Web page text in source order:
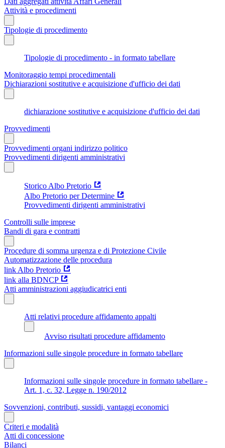
Attività e procedimenti
Tipologie di procedimento
Tipologie di procedimento - in formato tabellare
Monitoraggio tempi procedimentali
Dichiarazioni sostitutive e acquisizione d'ufficio dei dati
dichiarazione sostitutive e acquisizione d'ufficio dei dati
Provvedimenti
Provvedimenti organi indirizzo politico
Provvedimenti dirigenti amministrativi
Storico Albo Pretorio
Albo Pretorio per Determine
Provvedimenti dirigenti amministrativi
Controlli sulle imprese
Bandi di gara e contratti
Procedure di somma urgenza e di Protezione Civile
Automatizzazione delle procedura
link Albo Pretorio
link alla BDNCP
Atti amministrazioni aggiudicatrici enti
Atti relativi procedure affidamento appalti
Avviso risultati procedure affidamento
Informazioni sulle singole procedure in formato tabellare
Informazioni sulle singole procedure in formato tabellare -
Art. 1, c. 32, Legge n. 190/2012
Sovvenzioni, contributi, sussidi, vantaggi economici
Criteri e modalità
Atti di concessione
Bilanci